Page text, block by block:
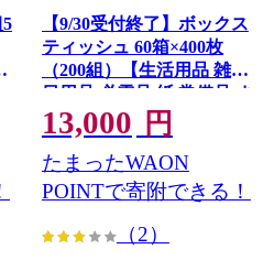
【9/30受付終了】ボックス
ティッシュ 60箱×400枚
（200組）【生活用品 雑貨
日用品 必需品 紙 常備品 ま
とめ買い 備蓄 防災 ティッ
シュペーパー てぃっしゅ
ティッシュ eスポーツ応援
泉佐野市オリジナル】
13,000 円
たまったWAON
POINTで寄附できる！
（2）